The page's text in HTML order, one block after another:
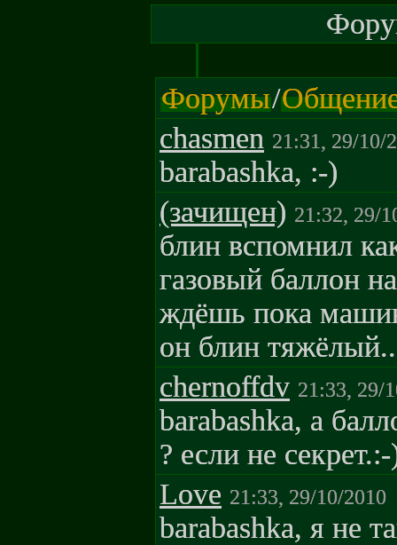
Форумы/
chasmen 21:31, 29/10/
barabashka, :-)
(зачищен) 21:32, 29/
блин вспомнил
газовый баллон
ждёшь пока
он блин
chernoffdv 21:33, 29/
barabashka, а
? если не
Love 21:33, 29/10/2010
barabashka, я не